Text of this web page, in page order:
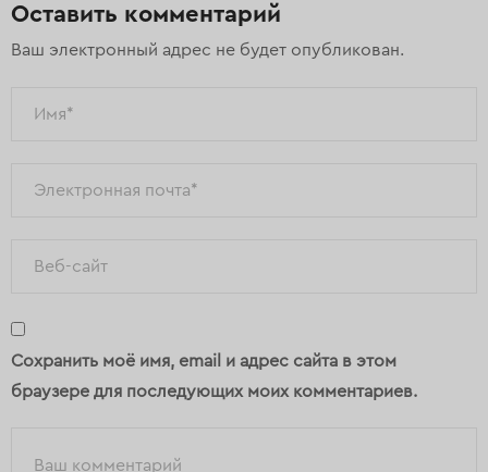
Оставить комментарий
Ваш электронный адрес не будет опубликован.
Сохранить моё имя, email и адрес сайта в этом
браузере для последующих моих комментариев.